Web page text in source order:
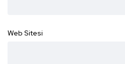
Web Sitesi